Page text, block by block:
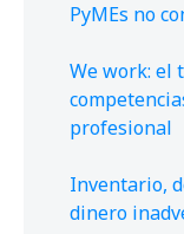
PyMEs no
We work: el
profesional
Inventario,
dinero